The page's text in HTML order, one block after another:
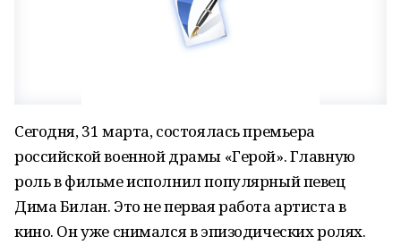
Сегодня, 31 марта, состоялась премьера
российской военной драмы «Герой». Главную
роль в фильме исполнил популярный певец
Дима Билан. Это не первая работа артиста в
кино. Он уже снимался в эпизодических ролях.